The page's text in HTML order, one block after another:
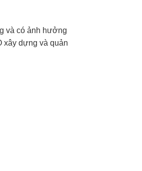
và có ảnh hưởng
xây dựng và quản